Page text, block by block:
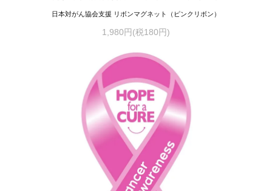
日本対がん協会支援 リボンマグネット（ピンクリボン）
1,980円(税180円)